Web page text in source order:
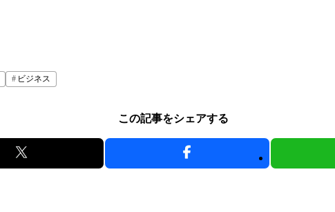
ビジネス
この記事をシェアする